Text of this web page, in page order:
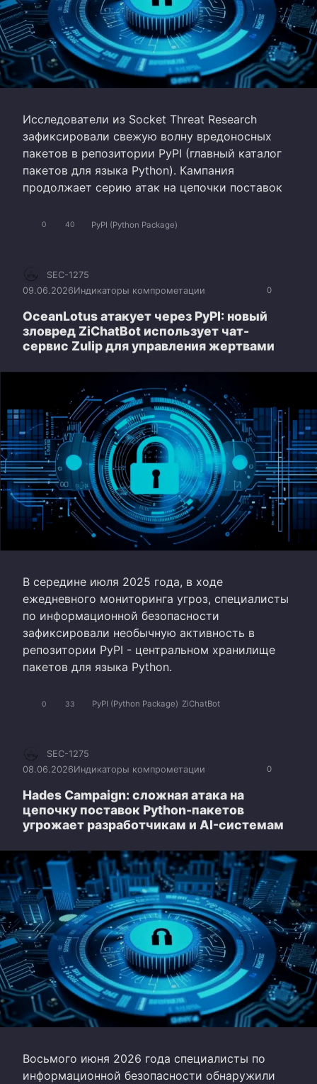
Исследователи из Socket Threat Research
зафиксировали свежую волну вредоносных
пакетов в репозитории PyPI (главный каталог
пакетов для языка Python). Кампания
продолжает серию атак на цепочки поставок
0 40 PyPI (Python Package)
0
SEC-1275
09.06.2026Индикаторы компрометации
OceanLotus атакует через PyPI: новый
зловред ZiChatBot использует чат-
сервис Zulip для управления жертвами
В середине июля 2025 года, в ходе
ежедневного мониторинга угроз, специалисты
по информационной безопасности
зафиксировали необычную активность в
репозитории PyPI - центральном хранилище
пакетов для языка Python.
0 33 PyPI (Python Package) ZiChatBot
0
SEC-1275
08.06.2026Индикаторы компрометации
Hades Campaign: сложная атака на
цепочку поставок Python-пакетов
угрожает разработчикам и AI-системам
Восьмого июня 2026 года специалисты по
информационной безопасности обнаружили